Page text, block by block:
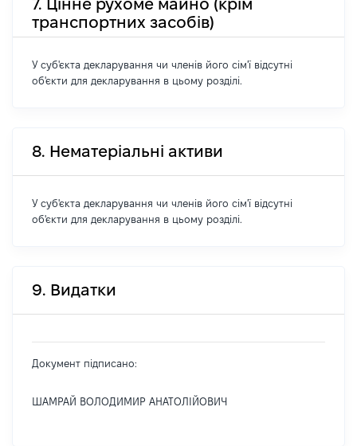
7. Цінне рухоме майно (крім
транспортних засобів)
У суб'єкта декларування чи членів його сім'ї відсутні
об'єкти для декларування в цьому розділі.
8. Нематеріальні активи
У суб'єкта декларування чи членів його сім'ї відсутні
об'єкти для декларування в цьому розділі.
9. Видатки
Документ підписано:
ШАМРАЙ ВОЛОДИМИР АНАТОЛІЙОВИЧ